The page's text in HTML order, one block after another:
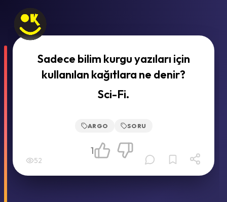
Sadece bilim kurgu yazıları için
kullanılan kağıtlara ne denir?
Sci-Fi.
ARGO SORU
52
1